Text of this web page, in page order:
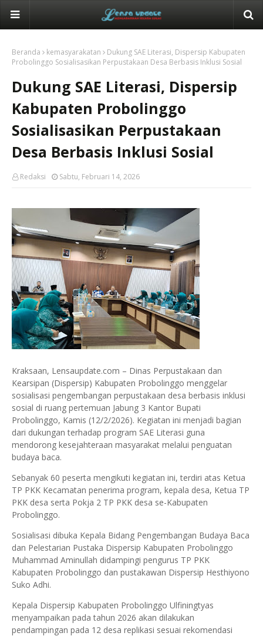
Beranda kemasyarakatan
Dukung SAE Literasi, Dispersip Kabupaten
Probolinggo Sosialisasikan Perpustakaan Desa Berbasis Inklusi Sosial
Dukung SAE Literasi, Dispersip
Kabupaten Probolinggo
Sosialisasikan Perpustakaan
Desa Berbasis Inklusi Sosial
Redaksi Sabtu, Februari 14, 2026
Kraksaan, Lensaupdate.com – Dinas Perpustakaan dan
Kearsipan (Dispersip) Kabupaten Probolinggo menggelar
sosialisasi pengembangan perpustakaan desa berbasis inklusi
sosial di ruang pertemuan Jabung 3 Kantor Bupati
Probolinggo, Kamis (12/2/2026). Kegiatan ini menjadi bagian
dari dukungan terhadap program SAE Literasi guna
mendorong kesejahteraan masyarakat melalui penguatan
budaya baca.
Sebanyak 60 peserta mengikuti kegiatan ini, terdiri atas Ketua
TP PKK Kecamatan penerima program, kepala desa, Ketua TP
PKK desa serta Pokja 2 TP PKK desa se-Kabupaten
Probolinggo.
Sosialisasi dibuka Kepala Bidang Pengembangan Budaya Baca
dan Pelestarian Pustaka Dispersip Kabupaten Probolinggo
Muhammad Aminullah didampingi pengurus TP PKK
Kabupaten Probolinggo dan pustakawan Dispersip Hesthiyono
Suko Adhi.
Kepala Dispersip Kabupaten Probolinggo Ulfiningtyas
menyampaikan pada tahun 2026 akan dilakukan
pendampingan pada 12 desa replikasi sesuai rekomendasi